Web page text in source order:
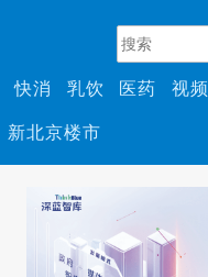
快消 乳饮 医药 视频
新北京楼市